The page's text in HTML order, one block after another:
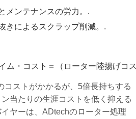
メンテナンスの労力。.
きによるスクラップ削減。.
コストがかかるが、5倍長持ちする
当たりの生涯コストを低く抑える
ヤーは、ADtechのローター処理